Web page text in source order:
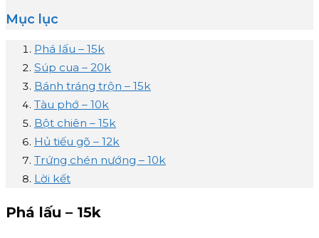
Mục lục
Phá lấu – 15k
Súp cua – 20k
Bánh tráng trộn – 15k
Tàu phớ – 10k
Bột chiên – 15k
Hủ tiếu gõ – 12k
Trứng chén nướng – 10k
Lời kết
Phá lấu – 15k